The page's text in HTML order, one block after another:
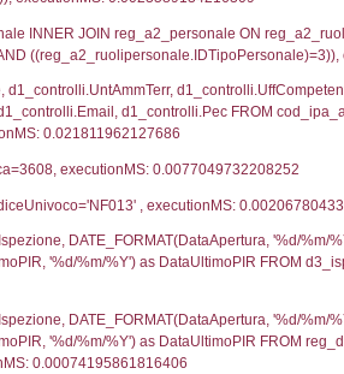
`userlevels` WHERE
`userlevelname` FROM
`userlevelpermissions`
el_com.Comune as
notifica n LEFT JOIN
el_comuni AS el_com ON